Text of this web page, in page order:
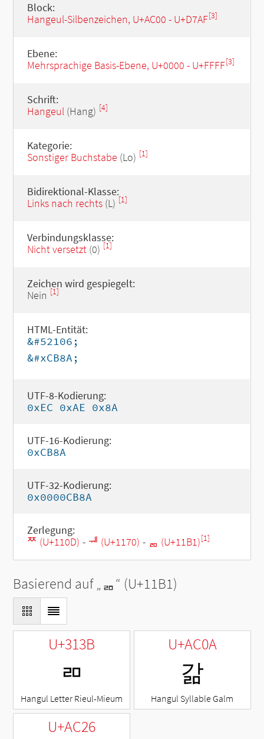
Block:
Hangeul-Silbenzeichen, U+AC00 - U+D7AF[3]
Ebene:
Mehrsprachige Basis-Ebene, U+0000 - U+FFFF[3]
Schrift:
Hangeul(Hang) [4]
Kategorie:
Sonstiger Buchstabe (Lo) [1]
Bidirektional-Klasse:
Links nach rechts(L) [1]
Verbindungsklasse:
Nicht versetzt(0) [1]
Zeichen wird gespiegelt:
Nein [1]
HTML-Entität:
&#52106;
&#xCB8A;
UTF-8-Kodierung:
0xEC 0xAE 0x8A
UTF-16-Kodierung:
0xCB8A
UTF-32-Kodierung:
0x0000CB8A
Zerlegung:
ᄍ (U+110D) - ᅰ (U+1170) - ᆱ (U+11B1)[1]
Basierend auf „ᆱ“ (U+11B1)
U+313B
ㄻ
Hangul Letter Rieul-Mieum
U+AC0A
갊
Hangul Syllable Galm
U+AC26